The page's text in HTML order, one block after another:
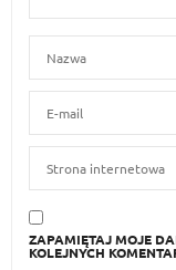
ZAPAMIĘTAJ MOJE
KOLEJNYCH